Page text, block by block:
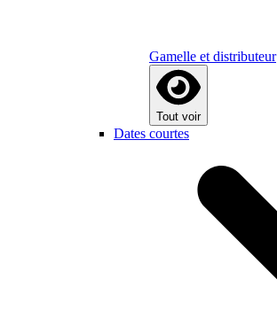
Gamelle et distributeur
Tout voir
Dates courtes